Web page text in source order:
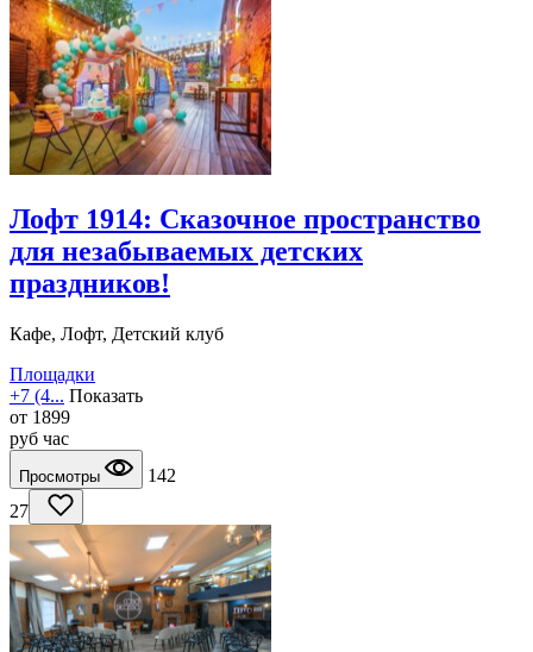
Лофт 1914: Сказочное пространство
для незабываемых детских
праздников!
Кафе, Лофт, Детский клуб
Площадки
+7 (4... Показать
от 1899
руб час
Просмотры
142
27